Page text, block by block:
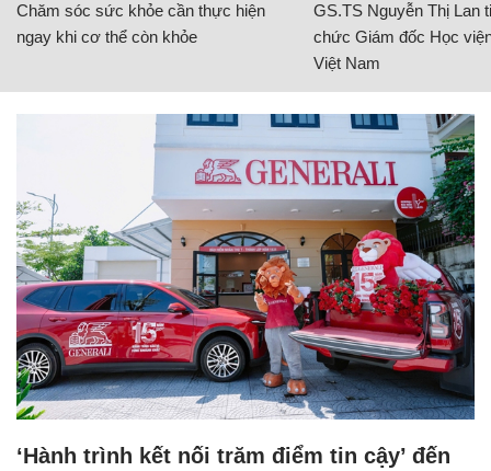
Chăm sóc sức khỏe cần thực hiện
ngay khi cơ thể còn khỏe
GS.TS Nguyễn Thị Lan
chức Giám đốc Học
Việt Nam
‘Hành trình kết nối trăm điểm tin cậy’ đến